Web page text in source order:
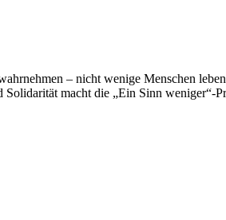
– nicht wenige Menschen
macht die „Ein Sinn weniger“-